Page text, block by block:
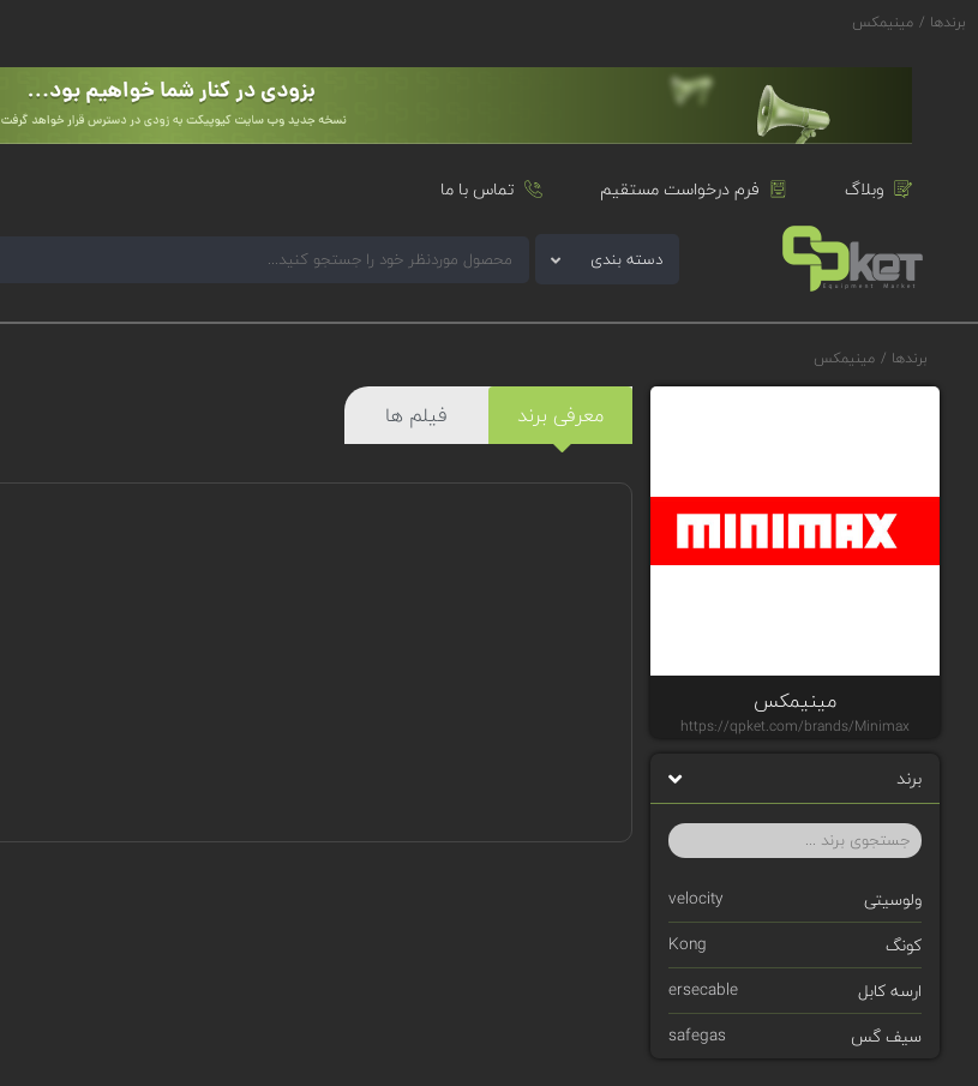
برندها / مینیمکس
وبلاگ فرم درخواست مستقیم تماس با ما
دسته بندی
برندها / مینیمکس
مینیمکس
https://qpket.com/brands/Minimax
برند
ولوسیتی
velocity
کونگ
Kong
ارسه کابل
ersecable
سیف گس
safegas
معرفی برند فیلم ها